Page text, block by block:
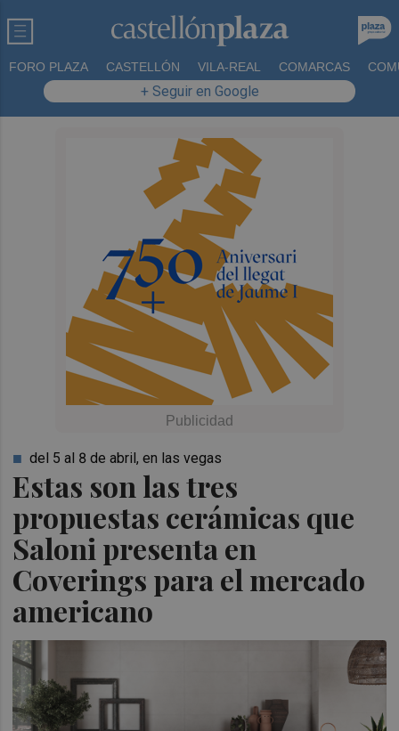
FORO PLAZA CASTELLÓN VILA-REAL COMARCAS
+ Seguir en Google
Estas son las tres
propuestas cerámicas que
Saloni presenta en
Coverings para el mercado
americano
del 5 al 8 de abril, en las vegas